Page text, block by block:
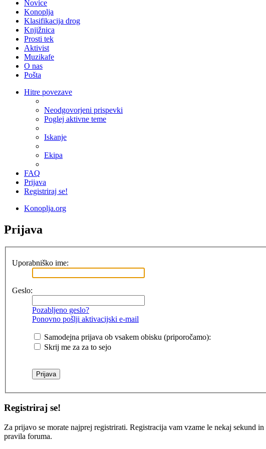
Novice
Konoplja
Klasifikacija drog
Knjižnica
Prosti tek
Aktivist
Muzikafe
O nas
Pošta
Hitre povezave
Neodgovorjeni prispevki
Poglej aktivne teme
Iskanje
Ekipa
FAQ
Prijava
Registriraj se!
Konoplja.org
Prijava
Uporabniško ime:
Geslo:
Pozabljeno geslo?
Ponovno pošlji aktivacijski e-mail
Samodejna prijava ob vsakem obisku (priporočamo):
Skrij me za za to sejo
Registriraj se!
Za prijavo se morate najprej registrirati. Registracija vam vzame le nekaj sekund
pravila foruma.